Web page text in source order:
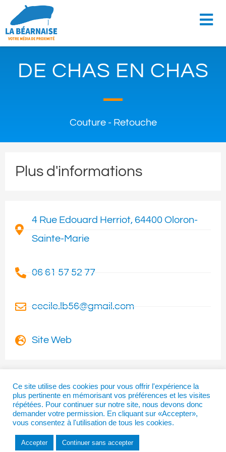
DE CHAS EN CHAS
Couture - Retouche
Plus d'informations
4 Rue Edouard Herriot, 64400 Oloron-
Sainte-Marie
06 61 57 52 77
cecile.lb56@gmail.com
Site Web
I
n
s
t
a
T
w
i
t
t
F
a
c
Copyright © 2026 | La Béarnaise
Ce site utilise des cookies pour vous offrir l'expérience la
plus pertinente en mémorisant vos préférences et les visites
répétées. Pour continuer sur notre site, nous devons donc
demander votre permission. En cliquant sur «Accepter»,
vous consentez à l'utilisation de tous les cookies.
Accepter Continuer sans accepter